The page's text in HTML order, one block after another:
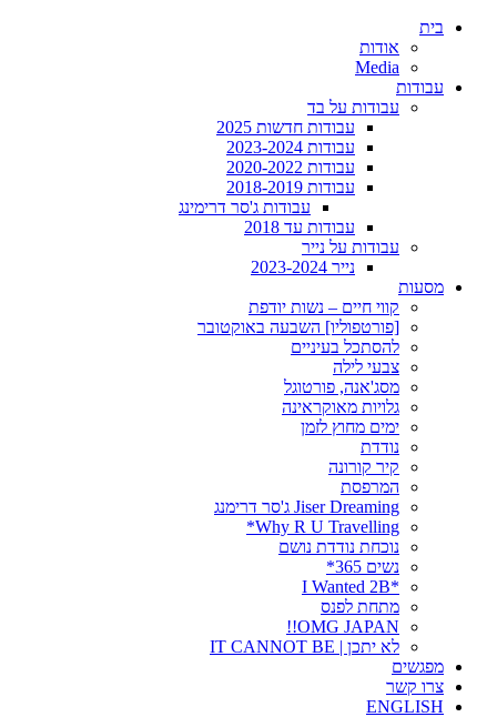
בית
אודות
Media
עבודות
עבודות על בד
עבודות חדשות 2025
עבודות 2023-2024
עבודות 2020-2022
עבודות 2018-2019
עבודות ג'סר דרימינג
עבודות עד 2018
עבודות על נייר
נייר 2023-2024
מסעות
קווי חיים – נשות יודפת
[פורטפוליו] השבעה באוקטובר
להסתכל בעיניים
צבעי לילה
מסג'אנה, פורטוגל
גלויות מאוקראינה
ימים מחוץ לזמן
נודדת
קיר קורונה
המרפסת
Jiser Dreaming ג'סר דרימנג
Why R U Travelling*
נוכחת נודדת נושם
נשים 365*
*I Wanted 2B
מתחת לפנס
OMG JAPAN!!
לא יתכן | IT CANNOT BE
מפגשים
צרו קשר
ENGLISH